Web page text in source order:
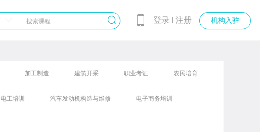
登录 注册 机构入驻
加工制造 建筑开采 职业考证 农民培育
电工培训 汽车发动机构造与维修 电子商务培训